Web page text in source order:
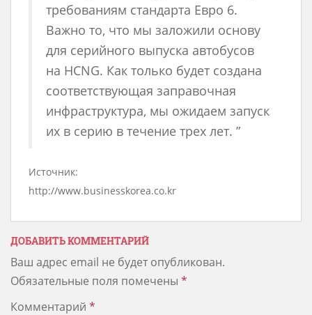
требованиям стандарта Евро 6.
Важно то, что мы заложили основу
для серийного выпуска автобусов
на HCNG. Как только будет создана
соответствующая заправочная
инфраструктура, мы ожидаем запуск
их в серию в течение трех лет. ”
Источник:
http://www.businesskorea.co.kr
ДОБАВИТЬ КОММЕНТАРИЙ
Ваш адрес email не будет опубликован.
Обязательные поля помечены *
Комментарий *